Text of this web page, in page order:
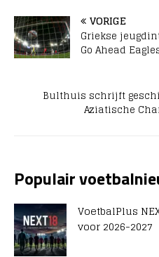
VORIGE
Griekse
Go Ahead
Bulthuis schrijft
Aziatische
Populair
VoetbalPlus
voor 2026-2027